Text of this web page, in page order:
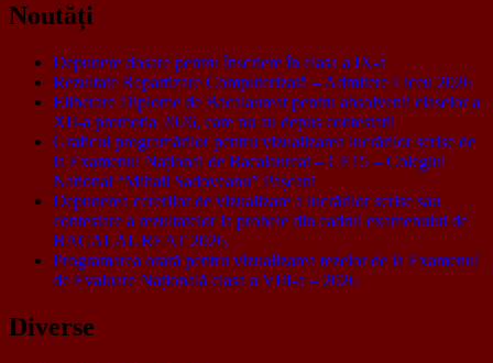
Noutăți
Depunere dosare pentru înscriere în clasa a IX-a
Rezultate Repartizare Computerizată – Admitere Liceu 2026
Eliberare Diplome de Bacalaureat pentru absolvenii claselor a
XII-a promoția 2026, care nu au depus contestații
Graficul programărilor pentru vizualizarea lucrărilor scrise de
la Examenul Național de Bacalaureat – CE15 – Colegiul
Național “Mihail Sadoveanu” Pașcani
Depunerea cererilor de vizualizare a lucrărilor scrise sau
contestare a rezultatelor la probele din cadrul examenului de
BACALAUREAT 2026.
Programarea orară pentru vizualizarea tezelor de la Examenul
de Evaluare Națională clasa a VIII-a – 2026
Diverse